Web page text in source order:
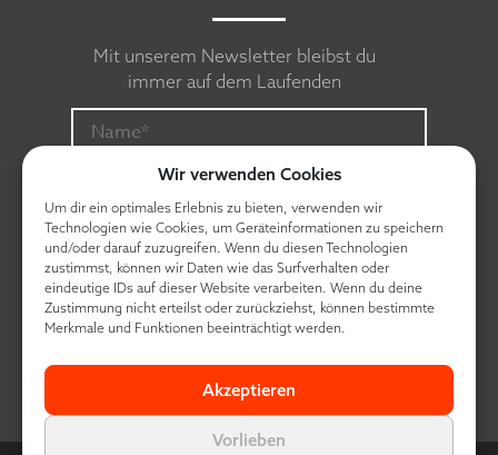
Wir verwenden Cookies
Um dir ein optimales Erlebnis zu bieten, verwenden wir
Technologien wie Cookies, um Geräteinformationen zu speichern
und/oder darauf zuzugreifen. Wenn du diesen Technologien
zustimmst, können wir Daten wie das Surfverhalten oder
eindeutige IDs auf dieser Website verarbeiten. Wenn du deine
Zustimmung nicht erteilst oder zurückziehst, können bestimmte
Merkmale und Funktionen beeinträchtigt werden.
Akzeptieren
Vorlieben
Mit unserem Newsletter bleibst du
immer auf dem Laufenden
Ich erkläre mich mit derDatenschutzerklärung